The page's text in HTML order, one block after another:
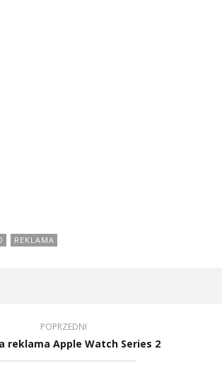
REKLAMA
POPRZEDNI
reklama Apple Watch Series 2